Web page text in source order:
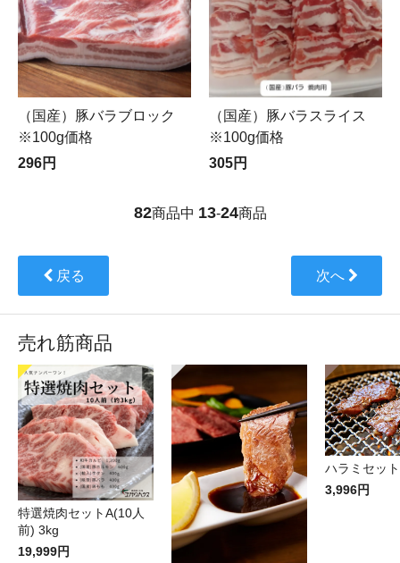
（国産）豚バラブロック
※100g価格
296円
（国産）豚バラスライス
※100g価格
305円
82商品中 13-24商品
戻る 次へ
売れ筋商品
特選焼肉セットA(10人
前) 3kg
19,999円
ハラミセッ
3,996円